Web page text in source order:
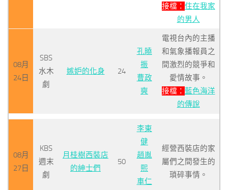
接檔： 住在我家
的男人
08月
24日
SBS
水木
劇
嫉妒的化身 24
孔曉
振
曹政
奭
電視台內的主播
和氣象播報員之
間激烈的競爭和
愛情故事。
接檔： 藍色海洋
的傳說
08月
27日
KBS
週末
劇
月桂樹西裝店
的紳士們
50
李東
健
趙胤
熙
車仁
經營西裝店的家
屬們之間發生的
瑣碎事情。